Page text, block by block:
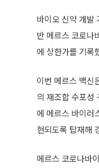
바이오 신약 개발
반 메르스 코로나
에 상한가를 기록
이번 메르스 백신
의 재조합 수포성
에 메르스 바이러
현되도록 탑재해
메르스 코로나바